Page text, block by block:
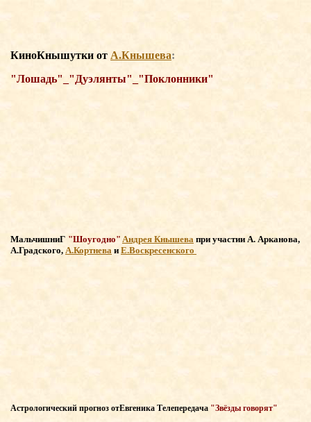
КиноКнышутки от А.Кнышева:
"Лошадь"_"Дуэлянты"_"Поклонники"
МальчишниГ "Шоугодно" Андрея Кнышева при участии А. Арканова,
А.Градского, А.Кортнева и Е.Воскресенского
Астрологический прогноз отЕвгеника Телепередача "Звёзды говорят"